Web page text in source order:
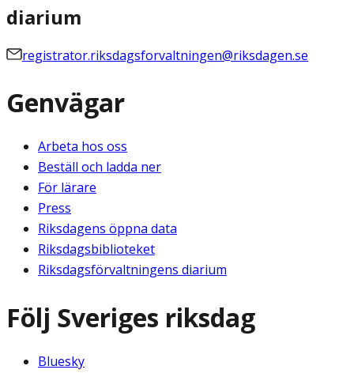
diarium
registrator.riksdagsforvaltningen@riksdagen.se
Genvägar
Arbeta hos oss
Beställ och ladda ner
För lärare
Press
Riksdagens öppna data
Riksdagsbiblioteket
Riksdagsförvaltningens diarium
Följ Sveriges riksdag
Bluesky